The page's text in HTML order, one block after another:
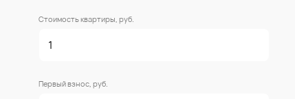
Стоимость квартиры, руб.
Первый взнос, руб.